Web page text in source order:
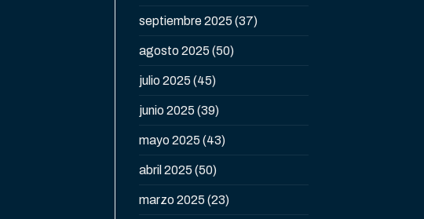
septiembre 2025 (37)
agosto 2025 (50)
julio 2025 (45)
junio 2025 (39)
mayo 2025 (43)
abril 2025 (50)
marzo 2025 (23)